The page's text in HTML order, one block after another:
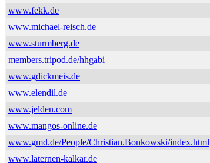
www.fekk.de
www.michael-reisch.de
www.sturmberg.de
members.tripod.de/hhgabi
www.gdickmeis.de
www.elendil.de
www.jelden.com
www.mangos-online.de
www.gmd.de/People/Christian.Bonkowski/index.html
www.laternen-kalkar.de